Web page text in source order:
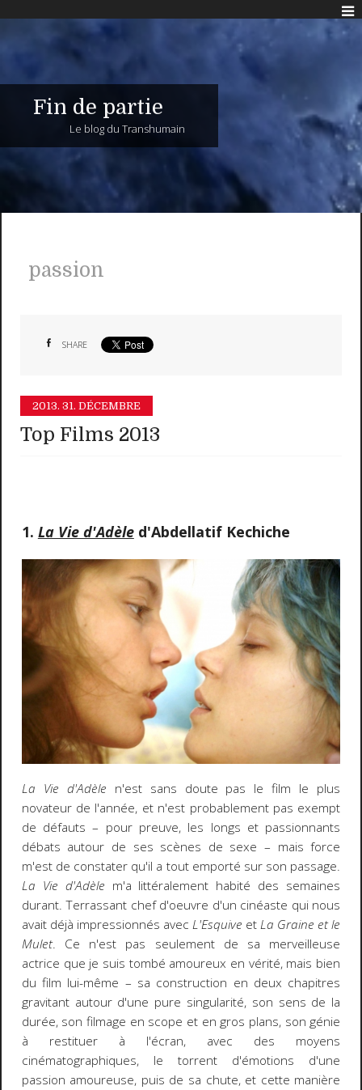
Fin de partie
Le blog du Transhumain
passion
SHARE
2013. 31. DÉCEMBRE
Top Films 2013
1. La Vie d'Adèled'Abdellatif Kechiche
La Vie d'Adèle n'est sans doute pas le film le plus
novateur de l'année, et n'est probablement pas exempt
de défauts – pour preuve, les longs et passionnants
débats autour de ses scènes de sexe – mais force
m'est de constater qu'il a tout emporté sur son passage.
La Vie d'Adèle m'a littéralement habité des semaines
durant. Terrassant chef d'oeuvre d'un cinéaste qui nous
avait déjà impressionnés avec L'Esquive etLa Graine et le
Mulet. Ce n'est pas seulement de sa merveilleuse
actrice que je suis tombé amoureux en vérité, mais bien
du film lui-même – sa construction en deux chapitres
gravitant autour d'une pure singularité, son sens de la
durée, son filmage en scope et en gros plans, son génie
à restituer à l'écran, avec des moyens
cinématographiques, le torrent d'émotions d'une
passion amoureuse, puis de sa chute, et cette manière